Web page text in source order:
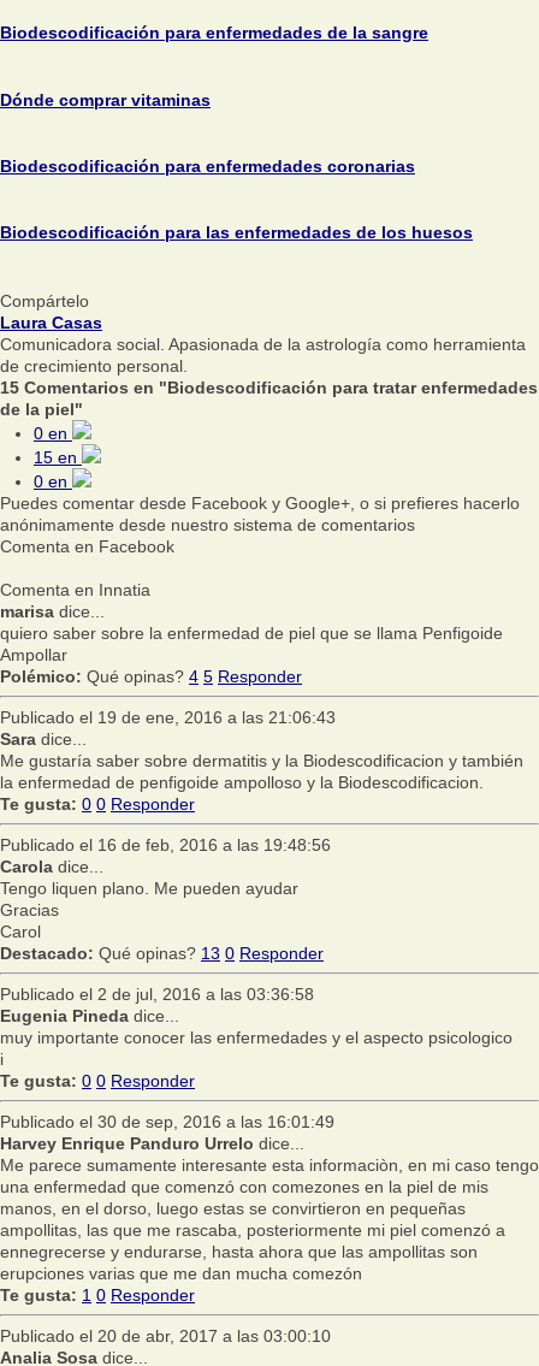
Biodescodificación para enfermedades de la sangre
Dónde comprar vitaminas
Biodescodificación para enfermedades coronarias
Biodescodificación para las enfermedades de los huesos
Compártelo
Laura Casas
Comunicadora social. Apasionada de la astrología como herramienta
de crecimiento personal.
15 Comentarios en "Biodescodificación para tratar enfermedades
de la piel"
0 en
15 en
0 en
Puedes comentar desde Facebook y Google+, o si prefieres hacerlo
anónimamente desde nuestro sistema de comentarios
Comenta en Facebook
Comenta en Innatia
marisa dice...
quiero saber sobre la enfermedad de piel que se llama Penfigoide
Ampollar
Polémico: Qué opinas? 4 5 Responder
Publicado el 19 de ene, 2016 a las 21:06:43
Sara dice...
Me gustaría saber sobre dermatitis y la Biodescodificacion y también
la enfermedad de penfigoide ampolloso y la Biodescodificacion.
Te gusta: 0 0 Responder
Publicado el 16 de feb, 2016 a las 19:48:56
Carola dice...
Tengo liquen plano. Me pueden ayudar
Gracias
Carol
Destacado: Qué opinas? 13 0 Responder
Publicado el 2 de jul, 2016 a las 03:36:58
Eugenia Pineda dice...
muy importante conocer las enfermedades y el aspecto psicologico
i
Te gusta: 0 0 Responder
Publicado el 30 de sep, 2016 a las 16:01:49
Harvey Enrique Panduro Urrelo dice...
Me parece sumamente interesante esta informaciòn, en mi caso tengo
una enfermedad que comenzó con comezones en la piel de mis
manos, en el dorso, luego estas se convirtieron en pequeñas
ampollitas, las que me rascaba, posteriormente mi piel comenzó a
ennegrecerse y endurarse, hasta ahora que las ampollitas son
erupciones varias que me dan mucha comezón
Te gusta: 1 0 Responder
Publicado el 20 de abr, 2017 a las 03:00:10
Analia Sosa dice...